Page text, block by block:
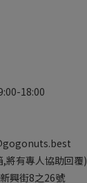
18:00
將有專人協助回覆)
興街8之26號